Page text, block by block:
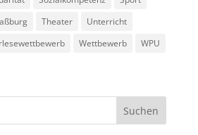
Theater
Unterricht
Wettbewerb WPU